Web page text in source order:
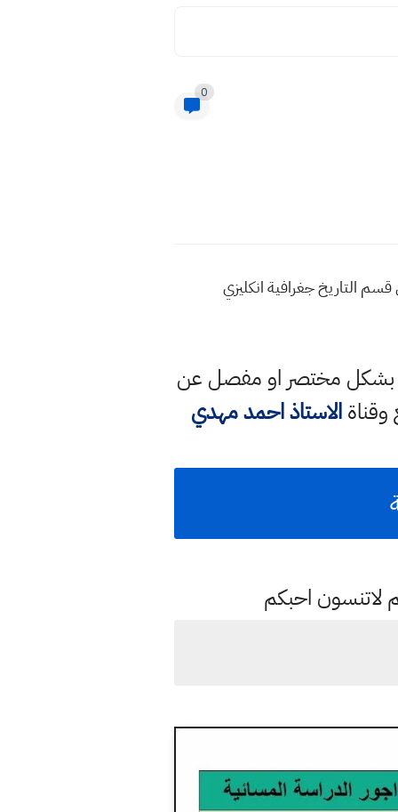
0
٢٠٢٢ الاجور الدراسية صباحي مسائي قسم التاريخ جغرافية انكليزي
بشكل مختصر او مفصل عن
الاستاذ احمد مهدي
لاتنسون احبكم